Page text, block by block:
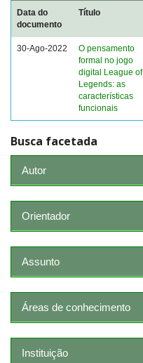
Data do
documento
Título
30-Ago-2022
O pensamento
formal no jogo
digital League of
Legends: as
características
funcionais
Busca facetada
Autor
Orientador
Assunto
Áreas de conhecimento
Instituição